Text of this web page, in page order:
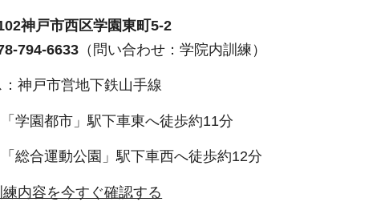
神戸市西区学園東町5-2
794-6633 （問い合わせ：学院内訓練）
神戸市営地下鉄山手線
学園都市」駅下車東へ徒歩約11分
総合運動公園」駅下車西へ徒歩約12分
練内容を今すぐ確認する